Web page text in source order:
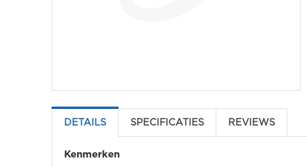
DETAILS SPECIFICATIES REVIEWS
Kenmerken